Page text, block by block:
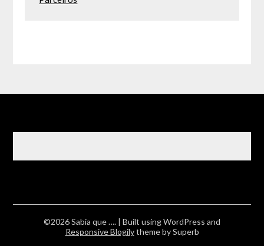
©2026 Sabia que …. | Built using WordPress and
Responsive Blogilytheme by Superb